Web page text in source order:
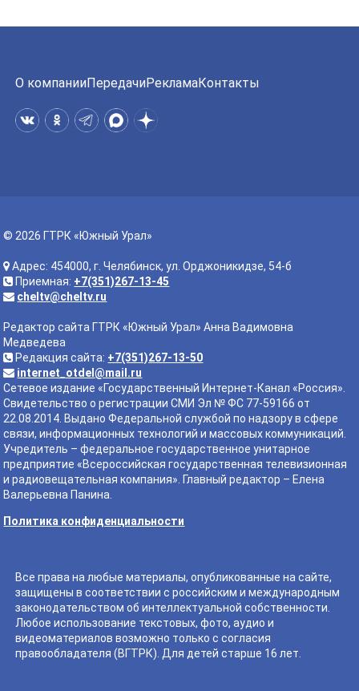
О компанииПередачиРекламаКонтакты
© 2026 ГТРК «Южный Урал»
Адрес: 454000, г. Челябинск, ул. Орджоникидзе, 54-б
Приемная: +7(351)267-13-45
cheltv@cheltv.ru
Редактор сайта ГТРК «Южный Урал» Анна Вадимовна
Медведева
Редакция сайта: +7(351)267-13-50
internet_otdel@mail.ru
Сетевое издание «Государственный Интернет-Канал «Россия».
Свидетельство о регистрации СМИ Эл № ФС 77-59166 от
22.08.2014. Выдано Федеральной службой по надзору в сфере
связи, информационных технологий и массовых коммуникаций.
Учредитель – федеральное государственное унитарное
предприятие «Всероссийская государственная телевизионная
и радиовещательная компания». Главный редактор – Елена
Валерьевна Панина.
Политика конфиденциальности
Все права на любые материалы, опубликованные на сайте,
защищены в соответствии с российским и международным
законодательством об интеллектуальной собственности.
Любое использование текстовых, фото, аудио и
видеоматериалов возможно только с согласия
правообладателя (ВГТРК). Для детей старше 16 лет.